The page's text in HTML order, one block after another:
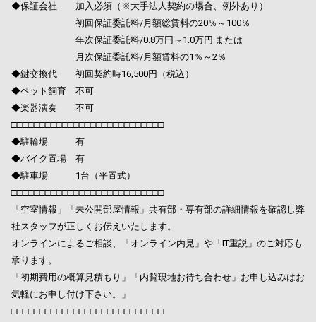
◆保証会社 加入必須（※大手法人契約の場合、例外あり）
初回保証委託料/月額総賃料の20％～100％
年次保証委託料/0.8万円～1.0万円 または
月次保証委託料/月額賃料の1％～2％
◆鍵交換代 初回契約時16,500円（税込）
◆ペット飼育 不可
◆楽器演奏 不可
□□□□□□□□□□□□□□□□□□□□□□□□□□□
◆駐輪場 有
◆バイク置場 有
◆駐車場 1台（平置式）
□□□□□□□□□□□□□□□□□□□□□□□□□□□
「空室情報」「未公開部屋情報」共有部・専有部の詳細情報を確認し弊
社スタッフが正しくお伝えいたします。
オンラインによるご相談、「オンライン内見」や「IT重説」のご対応も
承ります。
「初期費用の概算見積もり」「内覧現地お待ち合わせ」お申し込みはお
気軽にお申し付け下さい。」
□□□□□□□□□□□□□□□□□□□□□□□□□□□